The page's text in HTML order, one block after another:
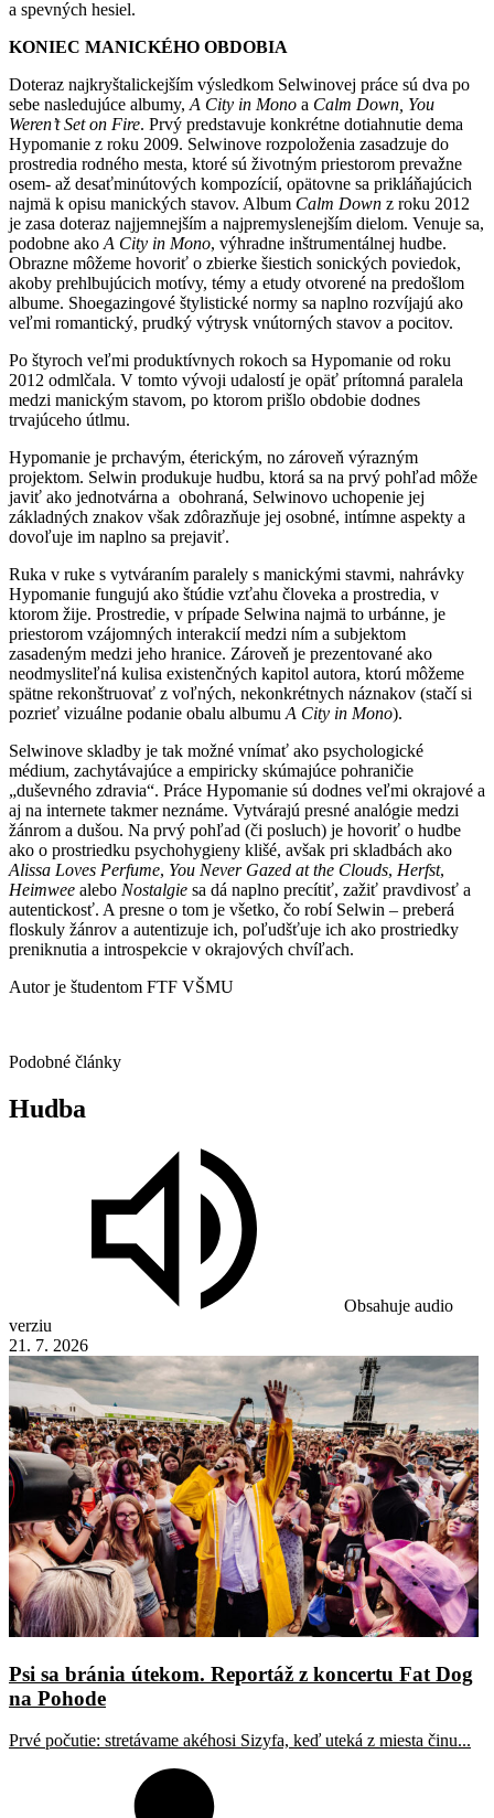
a spevných hesiel.
KONIEC MANICKÉHO OBDOBIA
Doteraz najkryštalickejším výsledkom Selwinovej práce sú dva po
sebe nasledujúce albumy, A City in Mono a Calm Down, You
Weren’t Set on Fire. Prvý predstavuje konkrétne dotiahnutie dema
Hypomanie z roku 2009. Selwinove rozpoloženia zasadzuje do
prostredia rodného mesta, ktoré sú životným priestorom prevažne
osem- až desaťminútových kompozícií, opätovne sa prikláňajúcich
najmä k opisu manických stavov. Album Calm Down z roku 2012
je zasa doteraz najjemnejším a najpremyslenejším dielom. Venuje sa,
podobne ako A City in Mono, výhradne inštrumentálnej hudbe.
Obrazne môžeme hovoriť o zbierke šiestich sonických poviedok,
akoby prehlbujúcich motívy, témy a etudy otvorené na predošlom
albume. Shoegazingové štylistické normy sa naplno rozvíjajú ako
veľmi romantický, prudký výtrysk vnútorných stavov a pocitov.
Po štyroch veľmi produktívnych rokoch sa Hypomanie od roku
2012 odmlčala. V tomto vývoji udalostí je opäť prítomná paralela
medzi manickým stavom, po ktorom prišlo obdobie dodnes
trvajúceho útlmu.
Hypomanie je prchavým, éterickým, no zároveň výrazným
projektom. Selwin produkuje hudbu, ktorá sa na prvý pohľad môže
javiť ako jednotvárna a obohraná, Selwinovo uchopenie jej
základných znakov však zdôrazňuje jej osobné, intímne aspekty a
dovoľuje im naplno sa prejaviť.
Ruka v ruke s vytváraním paralely s manickými stavmi, nahrávky
Hypomanie fungujú ako štúdie vzťahu človeka a prostredia, v
ktorom žije. Prostredie, v prípade Selwina najmä to urbánne, je
priestorom vzájomných interakcií medzi ním a subjektom
zasadeným medzi jeho hranice. Zároveň je prezentované ako
neodmysliteľná kulisa existenčných kapitol autora, ktorú môžeme
spätne rekonštruovať z voľných, nekonkrétnych náznakov (stačí si
pozrieť vizuálne podanie obalu albumu A City in Mono).
Selwinove skladby je tak možné vnímať ako psychologické
médium, zachytávajúce a empiricky skúmajúce pohraničie
„duševného zdravia“. Práce Hypomanie sú dodnes veľmi okrajové a
aj na internete takmer neznáme. Vytvárajú presné analógie medzi
žánrom a dušou. Na prvý pohľad (či posluch) je hovoriť o hudbe
ako o prostriedku psychohygieny klišé, avšak pri skladbách ako
Alissa Loves Perfume, You Never Gazed at the Clouds, Herfst,
Heimwee alebo Nostalgie sa dá naplno precítiť, zažiť pravdivosť a
autentickosť. A presne o tom je všetko, čo robí Selwin – preberá
floskuly žánrov a autentizuje ich, poľudšťuje ich ako prostriedky
preniknutia a introspekcie v okrajových chvíľach.
Autor je študentom FTF VŠMU
Podobné články
Hudba
Obsahuje audio
verziu
21. 7. 2026
Psi sa bránia útekom. Reportáž z koncertu Fat Dog
na Pohode
Prvé počutie: stretávame akéhosi Sizyfa, keď uteká z miesta činu...